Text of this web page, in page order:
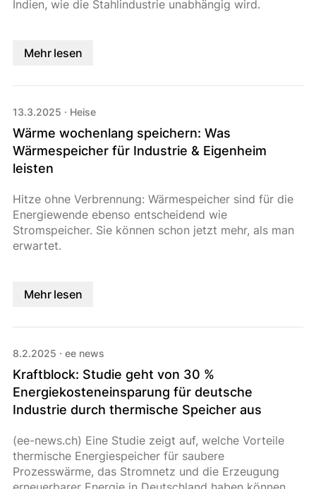
Indien, wie die Stahlindustrie unabhängig wird.
Mehr lesen
13.3.2025 · Heise
Wärme wochenlang speichern: Was
Wärmespeicher für Industrie & Eigenheim
leisten
Hitze ohne Verbrennung: Wärmespeicher sind für die
Energiewende ebenso entscheidend wie
Stromspeicher. Sie können schon jetzt mehr, als man
erwartet.
Mehr lesen
8.2.2025 · ee news
Kraftblock: Studie geht von 30 %
Energiekosteneinsparung für deutsche
Industrie durch thermische Speicher aus
(ee-news.ch) Eine Studie zeigt auf, welche Vorteile
thermische Energiespeicher für saubere
Prozesswärme, das Stromnetz und die Erzeugung